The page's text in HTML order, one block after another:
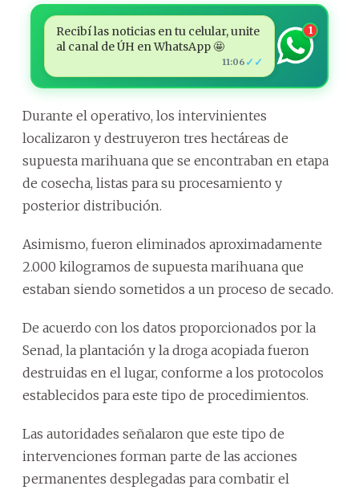
Recibí las noticias en tu celular, unite
al canal de ÚH en WhatsApp 🤩
11:06 ✓✓
1
Durante el operativo, los intervinientes
localizaron y destruyeron tres hectáreas de
supuesta marihuana que se encontraban en etapa
de cosecha, listas para su procesamiento y
posterior distribución.
Asimismo, fueron eliminados aproximadamente
2.000 kilogramos de supuesta marihuana que
estaban siendo sometidos a un proceso de secado.
De acuerdo con los datos proporcionados por la
Senad, la plantación y la droga acopiada fueron
destruidas en el lugar, conforme a los protocolos
establecidos para este tipo de procedimientos.
Las autoridades señalaron que este tipo de
intervenciones forman parte de las acciones
permanentes desplegadas para combatir el